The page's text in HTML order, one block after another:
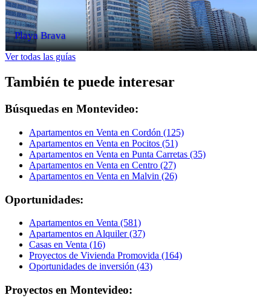
Playa Brava
Ver todas las guías
También te puede interesar
Búsquedas en Montevideo:
Apartamentos en Venta en Cordón (125)
Apartamentos en Venta en Pocitos (51)
Apartamentos en Venta en Punta Carretas (35)
Apartamentos en Venta en Centro (27)
Apartamentos en Venta en Malvin (26)
Oportunidades:
Apartamentos en Venta (581)
Apartamentos en Alquiler (37)
Casas en Venta (16)
Proyectos de Vivienda Promovida (164)
Oportunidades de inversión (43)
Proyectos en Montevideo: